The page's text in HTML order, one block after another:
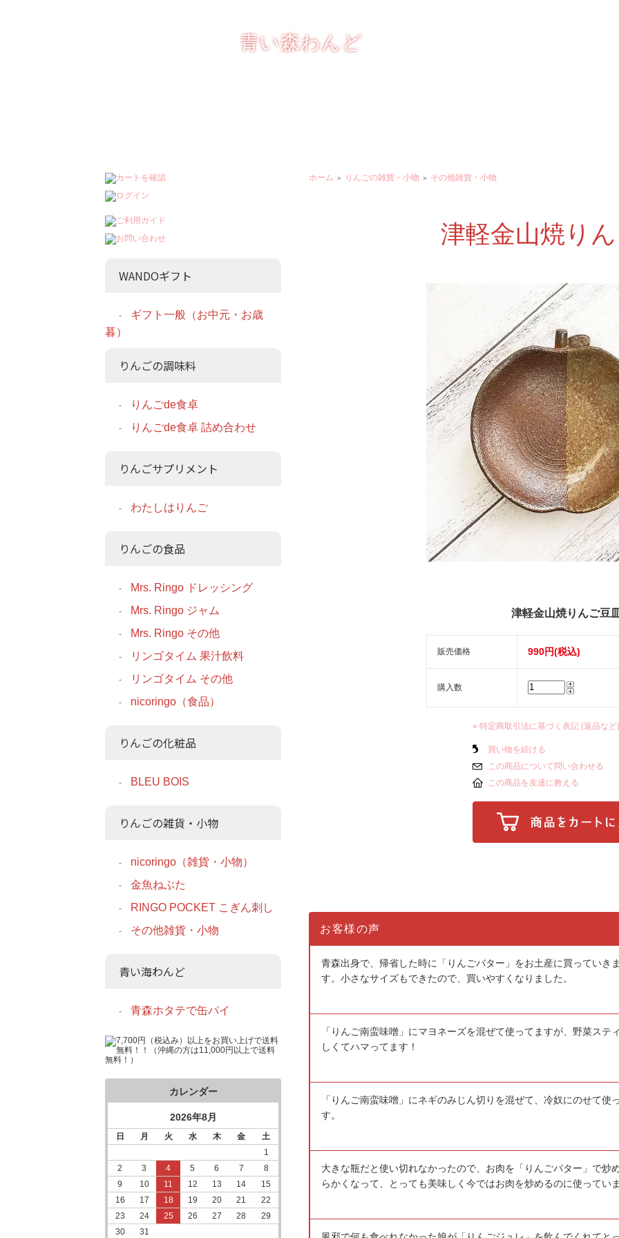
青い森わんど
ホーム ＞ りんごの雑貨・小物 ＞ その他雑貨・小物
津軽金山焼り
津軽金山焼りんご豆
販売価格 990円(税込)
購入数
» 特定商取引法に基づく表記 (返品など)
買い物を続ける
この商品について問い合わせる
この商品を友達に教える
お客様の声
青森出身で、帰省した時に「りんごバター」をお土産に買っていき
す。小さなサイズもできたので、買いやすくなりました。
「りんご南蛮味噌」にマヨネーズを混ぜて使ってますが、野菜ス
しくてハマってます！
「りんご南蛮味噌」にネギのみじん切りを混ぜて、冷奴にのせて
す。
大きな瓶だと使い切れなかったので、お肉を「りんごバター」で炒
らかくなって、とっても美味しく今ではお肉を炒めるのに使ってい
WANDOギフト
ギフト一般（お中元・お歳
暮）
りんごの調味料
りんごde食卓
りんごde食卓 詰め合わせ
りんごサプリメント
わたしはりんご
りんごの食品
Mrs. Ringo ドレッシング
Mrs. Ringo ジャム
Mrs. Ringo その他
リンゴタイム 果汁飲料
リンゴタイム その他
nicoringo（食品）
りんごの化粧品
BLEU BOIS
りんごの雑貨・小物
nicoringo（雑貨・小物）
金魚ねぶた
RINGO POCKET こぎん刺し
その他雑貨・小物
青い海わんど
青森ホタテで缶パイ
カレンダー
2026年8月
日 月 火 水 木 金
土
1
2
3 4 5 6 7
8
9
10 11 12 13 14
15
16
17 18 19 20 21
22
23
24 25 26 27 28
29
30
31